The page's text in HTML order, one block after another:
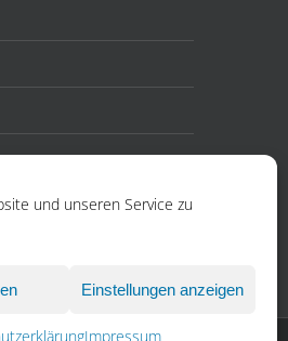
und unseren Service zu
Einstellungen anzeigen
Impressum